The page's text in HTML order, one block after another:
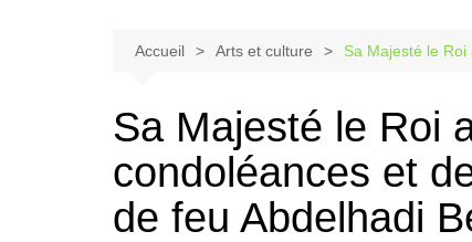
Accueil Arts et culture Sa Majesté le
Sa Majesté le Roi
condoléances et
de feu Abdelhadi